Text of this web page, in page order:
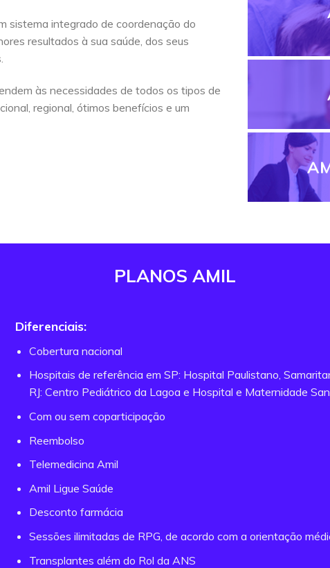
sistema integrado de coordenação do
resultados à sua saúde, dos seus
às necessidades de todos os tipos de
regional, ótimos benefícios e um
PLANOS AMIL
Diferenciais:
Cobertura nacional
Hospitais de referência em SP: Hospital Paulistano,
RJ: Centro Pediátrico da Lagoa e Hospital e Maternidade
Com ou sem coparticipação
Reembolso
Telemedicina Amil
Amil Ligue Saúde
Desconto farmácia
Sessões ilimitadas de RPG, de acordo com a orientação
Transplantes além do Rol da ANS